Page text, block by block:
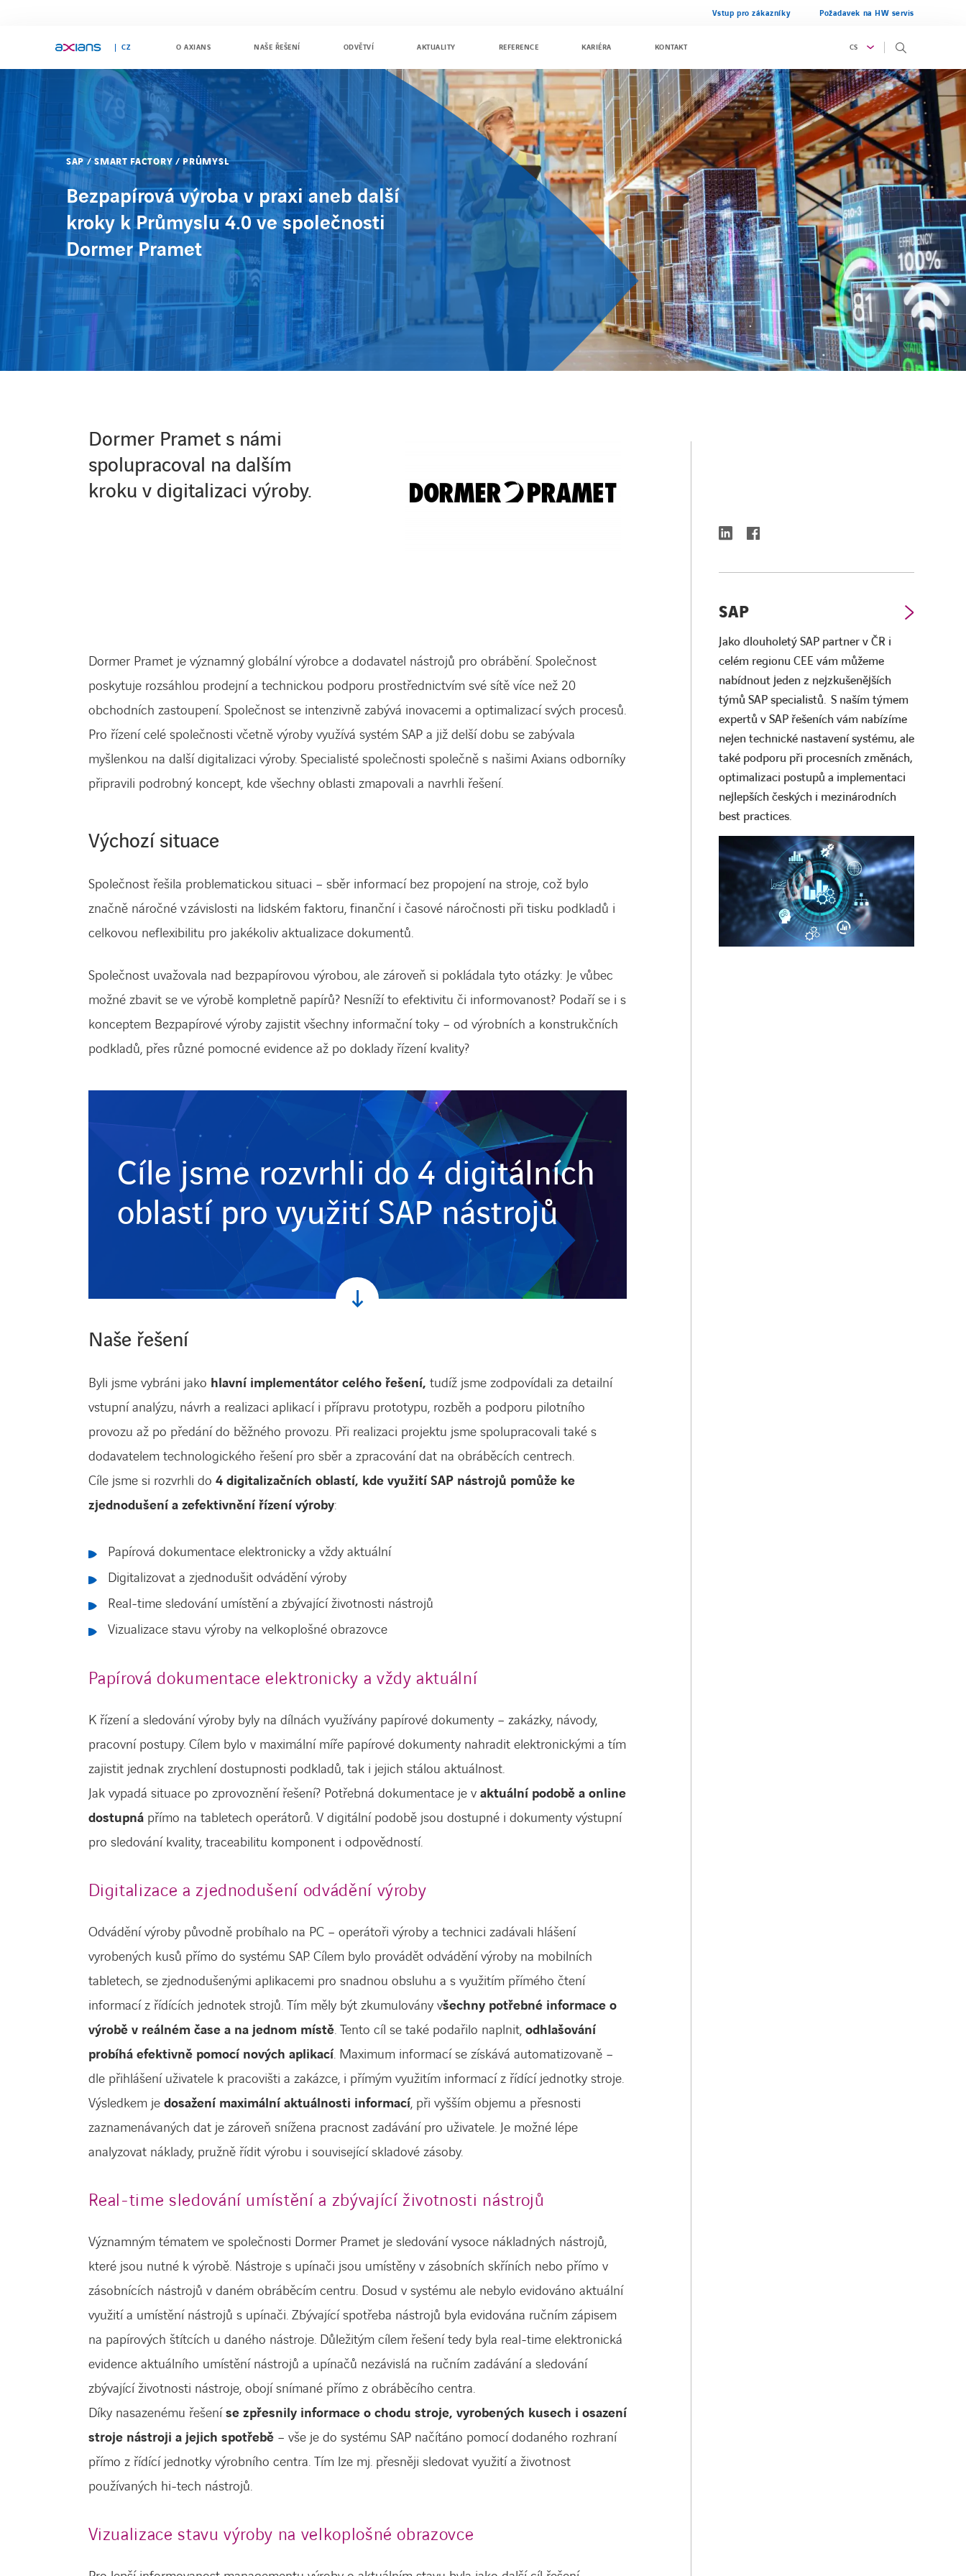
Vstup pro zákazníky Požadavek na HW servis
CZ O AXIANS NAŠE ŘEŠENÍ ODVĚTVÍ AKTUALITY REFERENCE KARIÉRA KONTAKT CS
SAP / SMART FACTORY / PRŮMYSL
Bezpapírová výroba v praxi aneb další
kroky k Průmyslu 4.0 ve společnosti
Dormer Pramet
linkedin
SAP
Jako dlouholetý SAP partner v ČR i
celém regionu CEE vám můžeme
nabídnout jeden z nejzkušenějších
týmů SAP specialistů. S naším týmem
expertů v SAP řešeních vám nabízíme
nejen technické nastavení systému, ale
také podporu při procesních změnách,
optimalizaci postupů a implementaci
nejlepších českých i mezinárodních
best practices.
Dormer Pramet s námi
spolupracoval na dalším
kroku v digitalizaci výroby.
Dormer Pramet je významný globální výrobce a dodavatel nástrojů pro obrábění. Společnost
poskytuje rozsáhlou prodejní a technickou podporu prostřednictvím své sítě více než 20
obchodních zastoupení. Společnost se intenzivně zabývá inovacemi a optimalizací svých procesů.
Pro řízení celé společnosti včetně výroby využívá systém SAP a již delší dobu se zabývala
myšlenkou na další digitalizaci výroby. Specialisté společnosti společně s našimi Axians odborníky
připravili podrobný koncept, kde všechny oblasti zmapovali a navrhli řešení.
Výchozí situace
Společnost řešila problematickou situaci – sběr informací bez propojení na stroje, což bylo
značně náročné v závislosti na lidském faktoru, finanční i časové náročnosti při tisku podkladů i
celkovou neflexibilitu pro jakékoliv aktualizace dokumentů.
Společnost uvažovala nad bezpapírovou výrobou, ale zároveň si pokládala tyto otázky: Je vůbec
možné zbavit se ve výrobě kompletně papírů? Nesníží to efektivitu či informovanost? Podaří se i s
konceptem Bezpapírové výroby zajistit všechny informační toky – od výrobních a konstrukčních
podkladů, přes různé pomocné evidence až po doklady řízení kvality?
Cíle jsme rozvrhli do 4 digitálních
oblastí pro využití SAP nástrojů
Naše řešení
Byli jsme vybráni jako hlavní implementátor celého řešení, tudíž jsme zodpovídali za detailní
vstupní analýzu, návrh a realizaci aplikací i přípravu prototypu, rozběh a podporu pilotního
provozu až po předání do běžného provozu. Při realizaci projektu jsme spolupracovali také s
dodavatelem technologického řešení pro sběr a zpracování dat na obráběcích centrech.
Cíle jsme si rozvrhli do 4 digitalizačních oblastí, kde využití SAP nástrojů pomůže ke
zjednodušení a zefektivnění řízení výroby:
Papírová dokumentace elektronicky a vždy aktuální
Digitalizovat a zjednodušit odvádění výroby
Real-time sledování umístění a zbývající životnosti nástrojů
Vizualizace stavu výroby na velkoplošné obrazovce
Papírová dokumentace elektronicky a vždy aktuální
K řízení a sledování výroby byly na dílnách využívány papírové dokumenty – zakázky, návody,
pracovní postupy. Cílem bylo v maximální míře papírové dokumenty nahradit elektronickými a tím
zajistit jednak zrychlení dostupnosti podkladů, tak i jejich stálou aktuálnost.
Jak vypadá situace po zprovoznění řešení? Potřebná dokumentace je v aktuální podobě a online
dostupnápřímo na tabletech operátorů. V digitální podobě jsou dostupné i dokumenty výstupní
pro sledování kvality, traceabilitu komponent i odpovědností.
Digitalizace a zjednodušení odvádění výroby
Odvádění výroby původně probíhalo na PC – operátoři výroby a technici zadávali hlášení
vyrobených kusů přímo do systému SAP. Cílem bylo provádět odvádění výroby na mobilních
tabletech, se zjednodušenými aplikacemi pro snadnou obsluhu a s využitím přímého čtení
informací z řídících jednotek strojů. Tím měly být zkumulovány všechny potřebné informace o
výrobě v reálném čase a na jednom místě. Tento cíl se také podařilo naplnit, odhlašování
probíhá efektivně pomocí nových aplikací. Maximum informací se získává automatizovaně –
dle přihlášení uživatele k pracovišti a zakázce, i přímým využitím informací z řídící jednotky stroje.
Výsledkem je dosažení maximální aktuálnosti informací, při vyšším objemu a přesnosti
zaznamenávaných dat je zároveň snížena pracnost zadávání pro uživatele. Je možné lépe
analyzovat náklady, pružně řídit výrobu i související skladové zásoby.
Real-time sledování umístění a zbývající životnosti nástrojů
Významným tématem ve společnosti Dormer Pramet je sledování vysoce nákladných nástrojů,
které jsou nutné k výrobě. Nástroje s upínači jsou umístěny v zásobních skříních nebo přímo v
zásobnících nástrojů v daném obráběcím centru. Dosud v systému ale nebylo evidováno aktuální
využití a umístění nástrojů s upínači. Zbývající spotřeba nástrojů byla evidována ručním zápisem
na papírových štítcích u daného nástroje. Důležitým cílem řešení tedy byla real-time elektronická
evidence aktuálního umístění nástrojů a upínačů nezávislá na ručním zadávání a sledování
zbývající životnosti nástroje, obojí snímané přímo z obráběcího centra.
Díky nasazenému řešeníse zpřesnily informace o chodu stroje, vyrobených kusech i osazení
stroje nástroji a jejich spotřebě– vše je do systému SAP načítáno pomocí dodaného rozhraní
přímo z řídící jednotky výrobního centra. Tím lze mj. přesněji sledovat využití a životnost
používaných hi-tech nástrojů.
Vizualizace stavu výroby na velkoplošné obrazovce